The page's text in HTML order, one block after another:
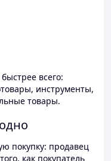
всего:
инструменты,
товары.
покупку: продавец
как покупатель